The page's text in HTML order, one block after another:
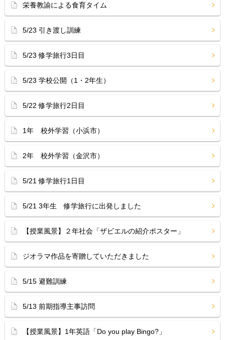
栄養教諭による食育タイム
5/23 引き渡し訓練
5/23 修学旅行3日目
5/23 学校公開（1・2年生）
5/22 修学旅行2日目
1年 校外学習（小浜市）
2年 校外学習（金沢市）
5/21 修学旅行1日目
5/21 3年生 修学旅行に出発しました
【授業風景】２年社会「ザビエルの紹介ポスター」
ジオラマ作品を寄贈していただきました
5/15 避難訓練
5/13 前期指導主事訪問
【授業風景】1年英語「Do you play Bingo?」